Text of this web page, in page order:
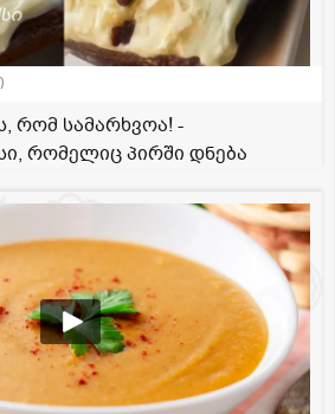
რომ სამარხვოა! -
რომელიც პირში დნება